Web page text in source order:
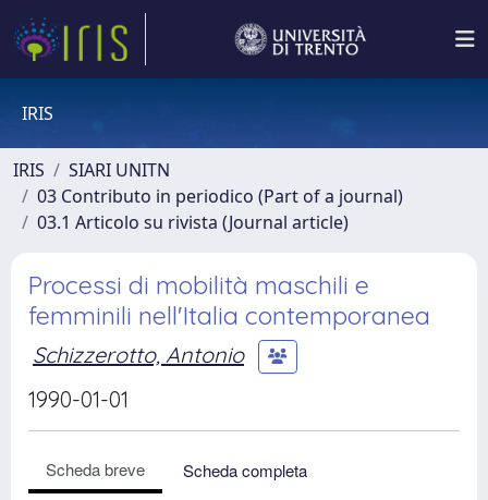
IRIS
IRIS
SIARI UNITN
03 Contributo in periodico (Part of a journal)
03.1 Articolo su rivista (Journal article)
Processi di mobilità maschili e
femminili nell'Italia contemporanea
Schizzerotto, Antonio
1990-01-01
Scheda breve
Scheda completa